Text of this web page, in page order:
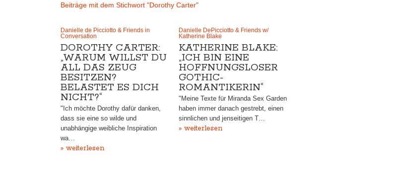
Beiträge mit dem Stichwort "Dorothy Carter"
Danielle de Picciotto & Friends in
Conversation
DOROTHY CARTER:
„WARUM WILLST DU
ALL DAS ZEUG
BESITZEN?
BELASTET ES DICH
NICHT?“
"Ich möchte Dorothy dafür danken,
dass sie eine so wilde und
unabhängige weibliche Inspiration
wa…
» weiterlesen
Danielle DePicciotto & Friends w/
Katherine Blake
KATHERINE BLAKE:
„ICH BIN EINE
HOFFNUNGSLOSER
GOTHIC-
ROMANTIKERIN“
"Meine Texte für Miranda Sex Garden
haben immer danach gestrebt, einen
sinnlichen und jenseitigen T…
» weiterlesen